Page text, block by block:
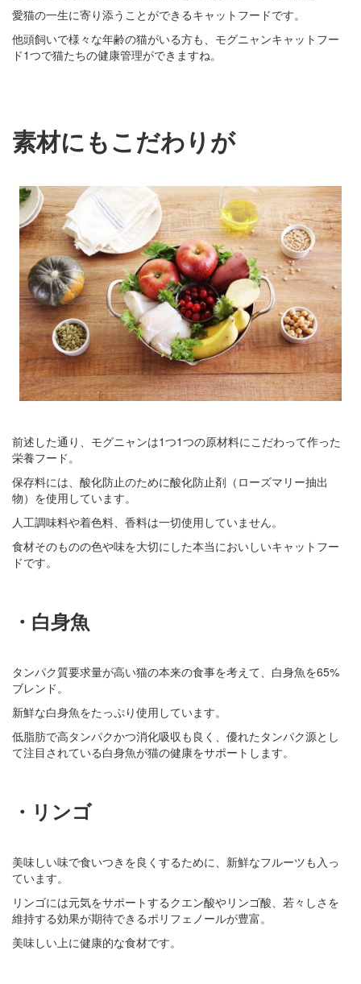
愛猫の一生に寄り添うことができるキャットフードです。
他頭飼いで様々な年齢の猫がいる方も、モグニャンキャットフー
ド1つで猫たちの健康管理ができますね。
素材にもこだわりが
前述した通り、モグニャンは1つ1つの原材料にこだわって作った
栄養フード。
保存料には、酸化防止のために酸化防止剤（ローズマリー抽出
物）を使用しています。
人工調味料や着色料、香料は一切使用していません。
食材そのものの色や味を大切にした本当においしいキャットフー
ドです。
・白身魚
タンパク質要求量が高い猫の本来の食事を考えて、白身魚を65%
ブレンド。
新鮮な白身魚をたっぷり使用しています。
低脂肪で高タンパクかつ消化吸収も良く、優れたタンパク源とし
て注目されている白身魚が猫の健康をサポートします。
・リンゴ
美味しい味で食いつきを良くするために、新鮮なフルーツも入っ
ています。
リンゴには元気をサポートするクエン酸やリンゴ酸、若々しさを
維持する効果が期待できるポリフェノールが豊富。
美味しい上に健康的な食材です。